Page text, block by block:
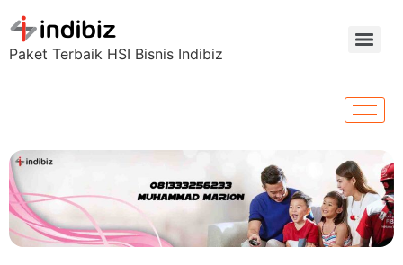
Paket Terbaik HSI Bisnis Indibiz